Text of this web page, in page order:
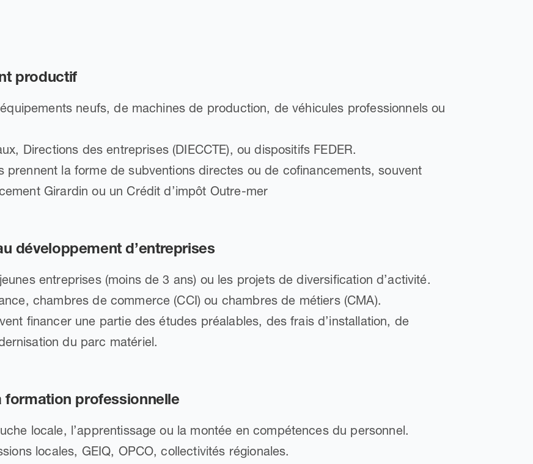
productif
neufs, de machines de production, de véhicules professionnels ou
Directions des entreprises (DIECCTE), ou dispositifs FEDER.
prennent la forme de subventions directes ou de cofinancements, souvent
Girardin ou un Crédit d’impôt Outre-mer
développement d’entreprises
entreprises (moins de 3 ans) ou les projets de diversification d’activité.
chambres de commerce (CCI) ou chambres de métiers (CMA).
financer une partie des études préalables, des frais d’installation, de
du parc matériel.
formation professionnelle
locale, l’apprentissage ou la montée en compétences du personnel.
locales, GEIQ, OPCO, collectivités régionales.